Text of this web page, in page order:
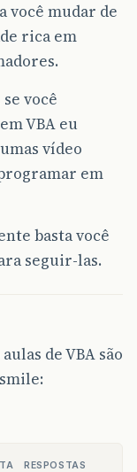
você mudar de
rica em
você
VBA eu
vídeo
em
basta você
seguir-las.
de VBA são
RESPOSTAS